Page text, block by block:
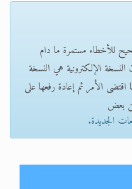
للأخطاء مستمرة ما دام
الإلكترونية هي النسخة
اقتضى الأمر ثم إعادة رفعها على
بعض
الجديدة.